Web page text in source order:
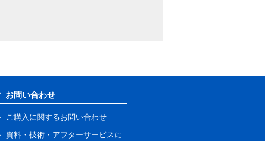
お問い合わせ
ご購入に関するお問い合わせ
資料・技術・アフターサービスに